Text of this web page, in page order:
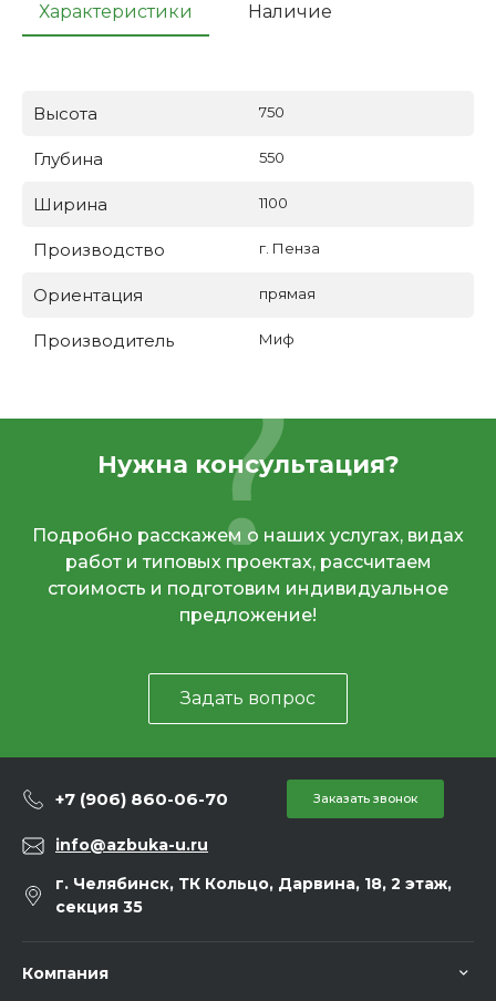
Характеристики Наличие
Высота 750
Глубина 550
Ширина 1100
Производство г. Пенза
Ориентация прямая
Производитель Миф
Нужна консультация?
Подробно расскажем о наших услугах, видах
работ и типовых проектах, рассчитаем
стоимость и подготовим индивидуальное
предложение!
Задать вопрос
+7 (906) 860-06-70 Заказать звонок
info@azbuka-u.ru
г. Челябинск, ТК Кольцо, Дарвина, 18, 2 этаж,
секция 35
Компания